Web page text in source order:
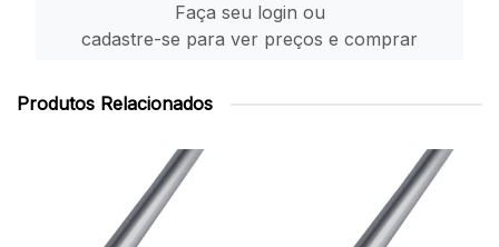
Faça seu login ou
cadastre-se para ver preços e comprar
Produtos Relacionados